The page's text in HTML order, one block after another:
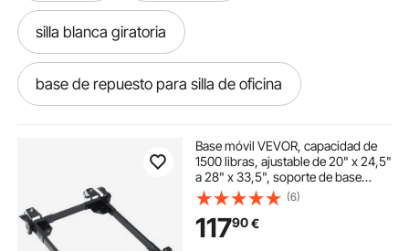
silla blanca giratoria
base de repuesto para silla de oficina
repuesto base silla oficina
base silla de oficina base silla oficina
Base móvil VEVOR, capacidad de
1500 libras, ajustable de 20" x 24,5"
a 28" x 33,5", soporte de base
móvil universal resistente con 4
ruedas giratorias, para equipos de
carpintería, sierras de cinta,
herramientas eléctricas, máquinas
(6)
11790€